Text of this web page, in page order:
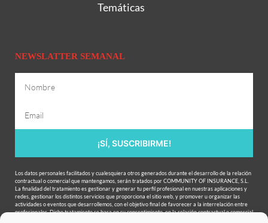
Temáticas
NEWSLATTER SEMANAL
¡SÍ, SUSCRIBIRME!
Los datos personales facilitados y cualesquiera otros generados durante el desarrollo de la relación
contractual o comercial que mantengamos, serán tratados por COMMUNITY OF INSURANCE, S.L.
La finalidad del tratamiento es gestionar y generar tu perfil profesional en nuestras aplicaciones y
redes, gestionar los distintos servicios que proporciona el sitio web, y promover u organizar las
actividades o eventos que desarrollemos, con el objetivo final de favorecer a la interrelación entre
profesionales. Dicho tratamiento se basa en su consentimiento, en la relación contractual o comercial